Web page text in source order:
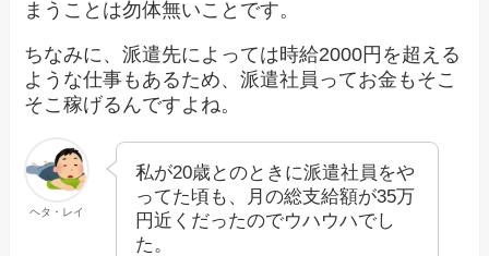
まうことは勿体無いことです。
ちなみに、派遣先によっては時給2000円を超える
ような仕事もあるため、派遣社員ってお金もそこ
そこ稼げるんですよね。
ヘタ・レイ
私が20歳とのときに派遣社員をや
ってた頃も、月の総支給額が35万
円近くだったのでウハウハでし
た。